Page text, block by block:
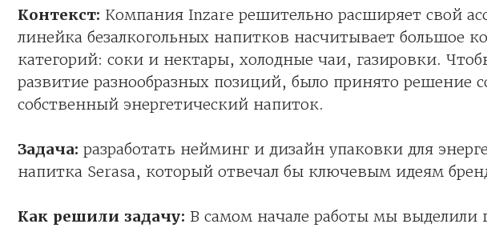
Контекст: Компания Inzare решительно расширяет свой
линейка безалкогольных напитков насчитывает большое
категорий: соки и нектары, холодные чаи, газировки.
развитие разнообразных позиций, было принято решение
собственный энергетический напиток.
Задача: разработать нейминг и дизайн упаковки для
напитка Serasa, который отвечал бы ключевым идеям
Как решили задачу: В самом начале работы мы выделили